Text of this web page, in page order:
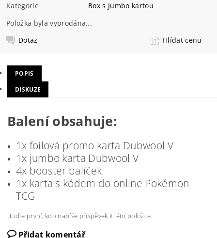
Kategorie
Box s Jumbo kartou
Položka byla vyprodána...
Dotaz
Hlídat cenu
POPIS
DISKUZE
Balení obsahuje:
1x foilová promo karta Dubwool V
1x jumbo karta Dubwool V
4x booster balíček
1x karta s kódem do online Pokémon
TCG
Buďte první, kdo napíše příspěvek k této položce.
Přidat komentář